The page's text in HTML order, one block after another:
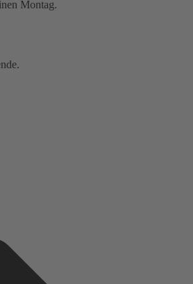
Montag.